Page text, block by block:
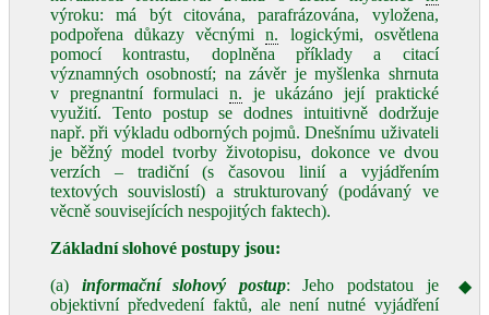
výroku: má být citována, parafrázována, vyložena,
podpořena důkazy věcnýmin. logickými, osvětlena
pomocí kontrastu, doplněna příklady a citací
významných osobností; na závěr je myšlenka shrnuta
v pregnantní formulacin. je ukázáno její praktické
využití. Tento postup se dodnes intuitivně dodržuje
např. při výkladu odborných pojmů. Dnešnímu uživateli
je běžný model tvorby životopisu, dokonce ve dvou
verzích – tradiční (s časovou linií a vyjádřením
textových souvislostí) a strukturovaný (podávaný ve
věcně souvisejících nespojitých faktech).
Základní slohové postupy jsou:
(a) informační slohový postup: Jeho podstatou je
objektivní předvedení faktů, ale není nutné vyjádření
◆